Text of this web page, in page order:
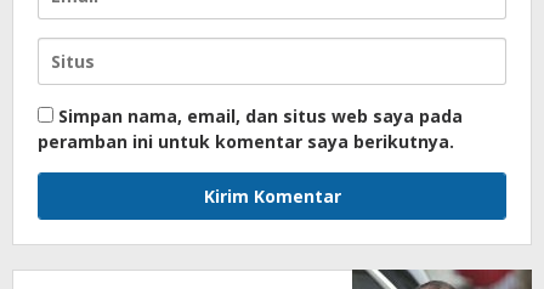
Simpan nama, email, dan situs web saya pada
peramban ini untuk komentar saya berikutnya.